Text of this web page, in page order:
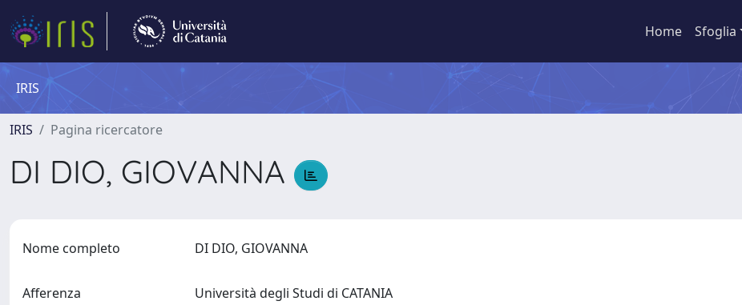
Home Sfoglia
IRIS
IRIS Pagina ricercatore
DI DIO, GIOVANNA
Nome completo DI DIO, GIOVANNA
Afferenza Università degli Studi di CATANIA